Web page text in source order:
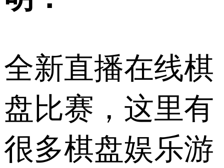
全新直播在线棋
盘比赛，这里有
很多棋盘娱乐游